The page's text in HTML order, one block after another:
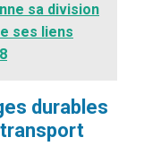
sa division
ses liens
durables